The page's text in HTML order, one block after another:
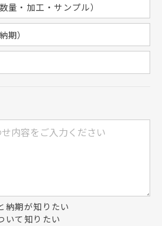
量・加工・サンプル）
期）
納期が知りたい
いて知りたい